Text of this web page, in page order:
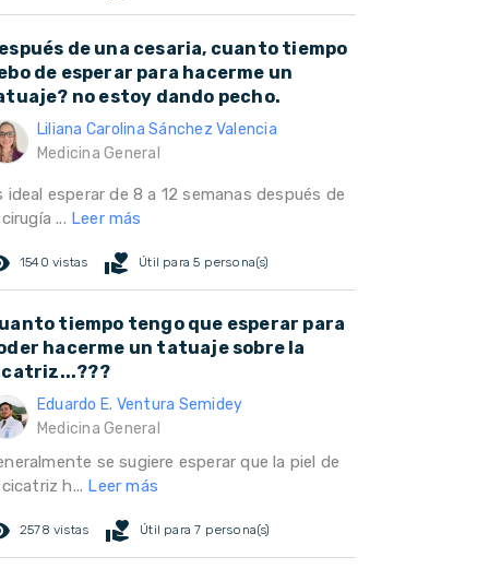
de una cesaria, cuanto tiempo
de esperar para hacerme un
no estoy dando pecho.
Liliana Carolina Sánchez Valencia
Medicina General
ideal esperar de 8 a 12 semanas después de
... Leer más
1540 vistas volunteer_activism Útil para 5 persona(s)
tiempo tengo que esperar para
hacerme un tatuaje sobre la
Eduardo E. Ventura Semidey
Medicina General
se sugiere esperar que la piel de
h... Leer más
2578 vistas volunteer_activism Útil para 7 persona(s)